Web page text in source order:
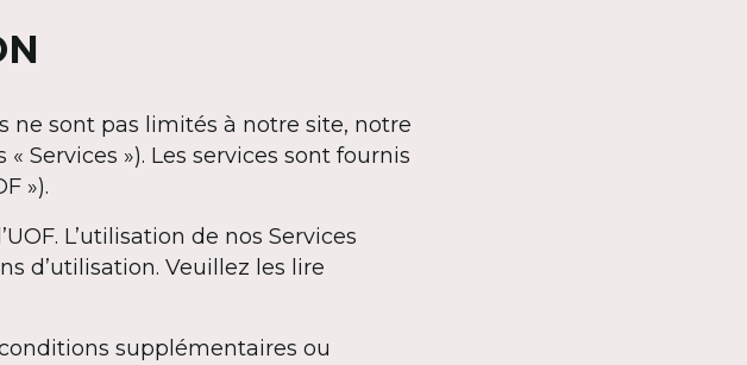
ne sont pas limités à notre site, notre
Services »). Les services sont fournis
»).
L’utilisation de nos Services
d’utilisation. Veuillez les lire
supplémentaires ou